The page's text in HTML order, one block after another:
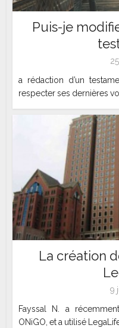
Puis-je
a rédaction d’un
respecter ses dernières
La création
9
Fayssal N. a
ONiGO, et a utilisé